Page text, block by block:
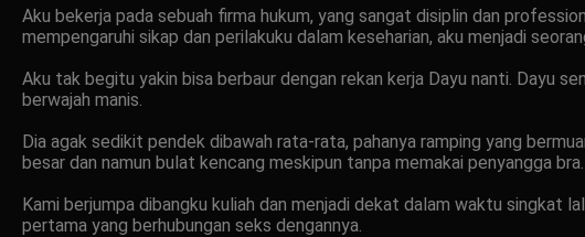
Aku bekerja pada sebuah firma hukum, yang sangat disiplin dan
mempengaruhi sikap dan perilakuku dalam keseharian, aku menjadi
Aku tak begitu yakin bisa berbaur dengan rekan kerja Dayu nanti. Dayu
berwajah manis.
Dia agak sedikit pendek dibawah rata-rata, pahanya ramping yang
besar dan namun bulat kencang meskipun tanpa memakai penyangga bra.
Kami berjumpa dibangku kuliah dan menjadi dekat dalam waktu singkat
pertama yang berhubungan seks dengannya.